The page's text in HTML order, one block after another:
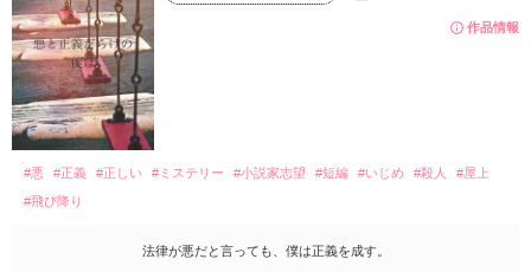
作品情報
#悪 #正義 #正しい #ミステリー #小説家志望 #短編 #いじめ #殺人
#屋上
#飛び降り
法律が悪だと言っても、僕は正義を成す。